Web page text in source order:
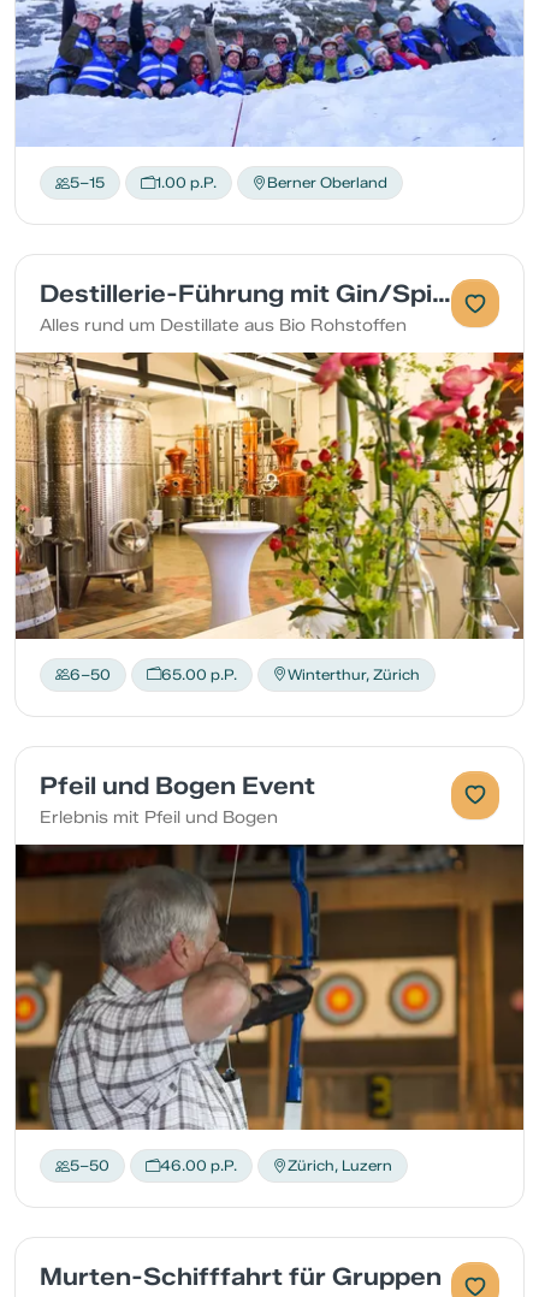
5–15 1.00 p.P. Berner Oberland
Destillerie-Führung mit Gin/Spirituosen-Degustation
Alles rund um Destillate aus Bio Rohstoffen
6–50 65.00 p.P. Winterthur, Zürich
Pfeil und Bogen Event
Erlebnis mit Pfeil und Bogen
5–50 46.00 p.P. Zürich, Luzern
Murten-Schifffahrt für Gruppen